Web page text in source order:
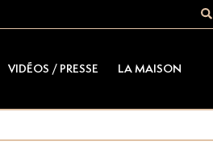
VIDÉOS / PRESSE LA MAISON